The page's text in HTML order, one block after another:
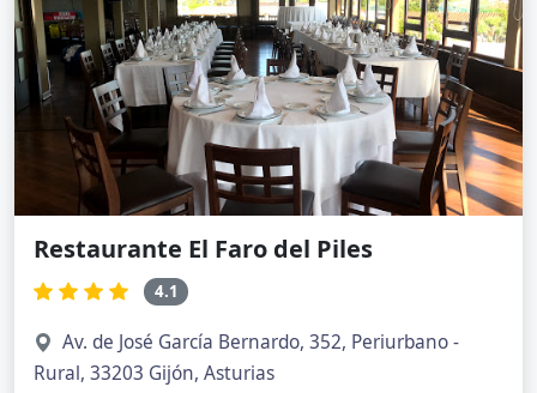
Restaurante El Faro del Piles
4.1
Av. de José García Bernardo, 352, Periurbano -
Rural, 33203 Gijón, Asturias